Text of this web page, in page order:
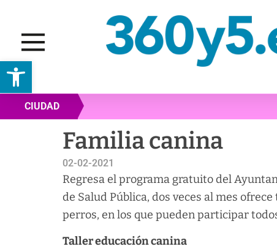
Abrir barra de herramientas
CIUDAD
Familia canina
02-02-2021
Regresa el programa gratuito del
de Salud Pública, dos veces al mes
perros, en los que pueden participar
Taller educación canina